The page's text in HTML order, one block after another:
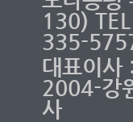
130)
335-
대표이사
2004-강
사